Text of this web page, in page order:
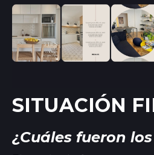
SITUACIÓN
¿Cuáles fueron